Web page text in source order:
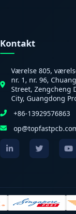
Kontakt
Værelse 805,
nr. 1, nr. 96,
Street, Zengcheng
City, Guangdong
+86-13929576863